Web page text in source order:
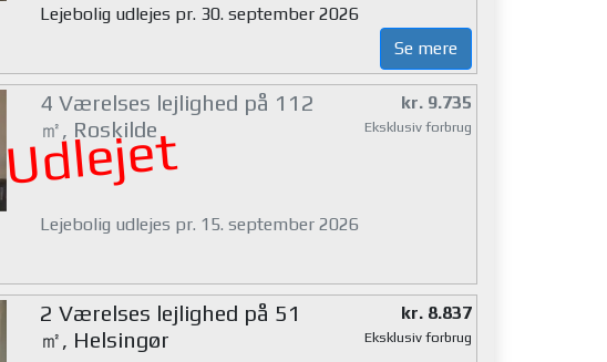
Lejebolig udlejes pr. 30. september 2026
Se mere
Udlejet
4 Værelses lejlighed på 112
㎡, Roskilde
kr. 9.735
Eksklusiv forbrug
Lejebolig udlejes pr. 15. september 2026
2 Værelses lejlighed på 51
㎡, Helsingør
kr. 8.837
Eksklusiv forbrug